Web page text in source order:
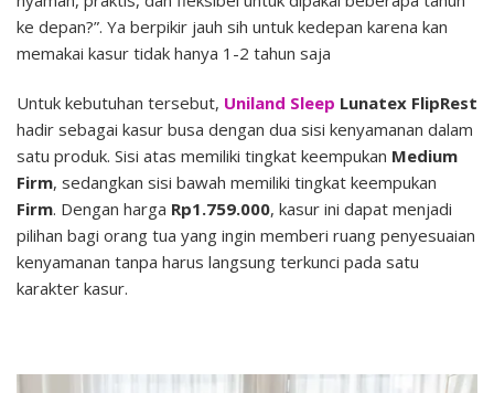
ke depan?”. Ya berpikir jauh sih untuk kedepan karena kan
memakai kasur tidak hanya 1-2 tahun saja
Untuk kebutuhan tersebut, Uniland Sleep Lunatex FlipRest
hadir sebagai kasur busa dengan dua sisi kenyamanan dalam
satu produk. Sisi atas memiliki tingkat keempukan Medium
Firm, sedangkan sisi bawah memiliki tingkat keempukan
Firm. Dengan harga Rp1.759.000, kasur ini dapat menjadi
pilihan bagi orang tua yang ingin memberi ruang penyesuaian
kenyamanan tanpa harus langsung terkunci pada satu
karakter kasur.